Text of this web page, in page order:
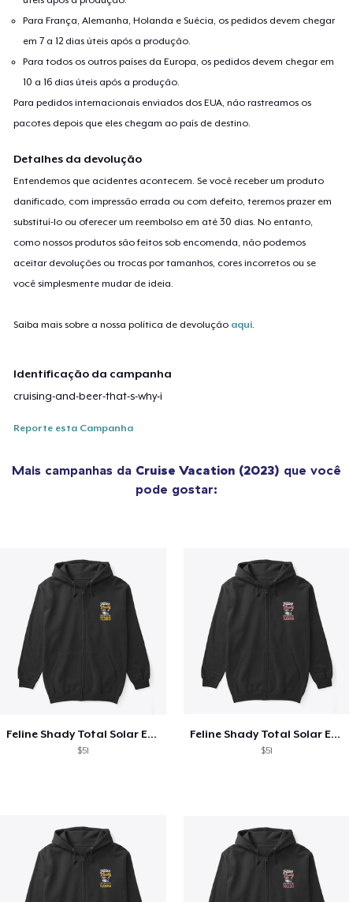
Para França, Alemanha, Holanda e Suécia, os pedidos devem chegar
em 7 a 12 dias úteis após a produção.
Para todos os outros países da Europa, os pedidos devem chegar em
10 a 16 dias úteis após a produção.
Para pedidos internacionais enviados dos EUA, não rastreamos os
pacotes depois que eles chegam ao país de destino.
Detalhes da devolução
Entendemos que acidentes acontecem. Se você receber um produto
danificado, com impressão errada ou com defeito, teremos prazer em
substituí-lo ou oferecer um reembolso em até 30 dias. No entanto,
como nossos produtos são feitos sob encomenda, não podemos
aceitar devoluções ou trocas por tamanhos, cores incorretos ou se
você simplesmente mudar de ideia.
Saiba mais sobre a nossa política de devolução aqui.
Identificação da campanha
cruising-and-beer-that-s-why-i
Reporte esta Campanha
Mais campanhas da Cruise Vacation (2023) que você
pode gostar:
Feline Shady Total Solar Eclipse Texas
$51
Feline Shady Total Solar Eclipse Tijuana
$51